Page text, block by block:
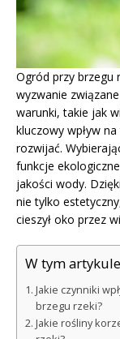
Ogród przy brzegu
wyzwanie
warunki, takie jak
kluczowy wpływ
rozwijać.
funkcje
jakości wody.
nie tylko
cieszył oko przez
W tym
Jakie czynniki
brzegu rzeki?
Jakie rośliny